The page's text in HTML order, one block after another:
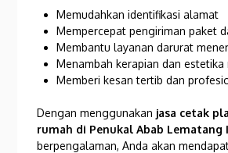
Memudahkan identifikasi alamat
Mempercepat pengiriman paket
Membantu layanan darurat
Menambah kerapian dan estetika
Memberi kesan tertib dan
Dengan menggunakan jasa cetak
rumah di Penukal Abab Lematang
berpengalaman, Anda akan